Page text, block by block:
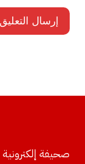
صحيفة إلكترونية